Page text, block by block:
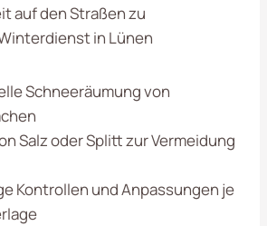
auf den Straßen zu
in Lünen
Schneeräumung von
Salz oder Splitt zur Vermeidung
Kontrollen und Anpassungen je